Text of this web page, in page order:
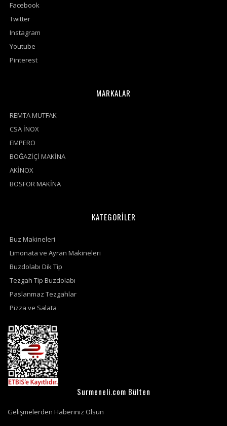
Facebook
Twitter
Instagram
Youtube
Pinterest
MARKALAR
REMTA MUTFAK
CSA İNOX
EMPERO
BOĞAZİÇİ MAKİNA
AKİNOX
BOSFOR MAKİNA
KATEGORİLER
Buz Makineleri
Limonata ve Ayran Makineleri
Buzdolabı Dik Tip
Tezgah Tip Buzdolabı
Paslanmaz Tezgahlar
Pizza ve Salata
Surmeneli.com Bülten
Gelişmelerden Haberiniz Olsun